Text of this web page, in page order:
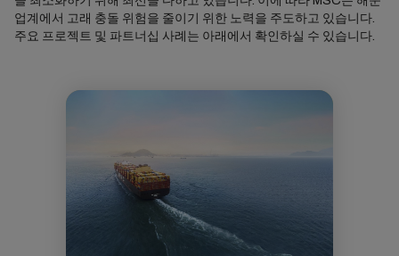
업계에서 고래 충돌 위험을 줄이기 위한 노력을 주도하고 있습니다.
주요 프로젝트 및 파트너십 사례는 아래에서 확인하실 수 있습니다.